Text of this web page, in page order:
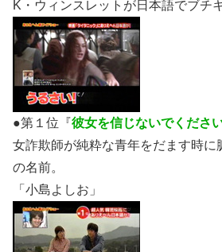
K・ウィンスレットが日本語でブチ
●第１位『彼女を信じないでくださ
女詐欺師が純粋な青年をだます時に
の名前。
「小島よしお」